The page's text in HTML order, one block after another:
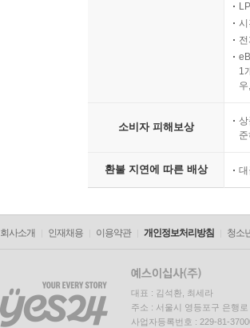
1
소비자 피해보상
환불 지연에 따른 배상 대
회사소개 인재채용 이용약관 개인정보처리방침 청소
대표 : 김석환, 최세라
주소 : 서울시 영등포구 은행
사업자등록번호 : 229-81-